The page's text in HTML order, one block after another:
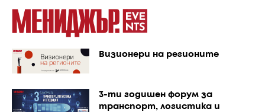
Визионери на регионите
3-ти годишен форум за
транспорт, логистика и